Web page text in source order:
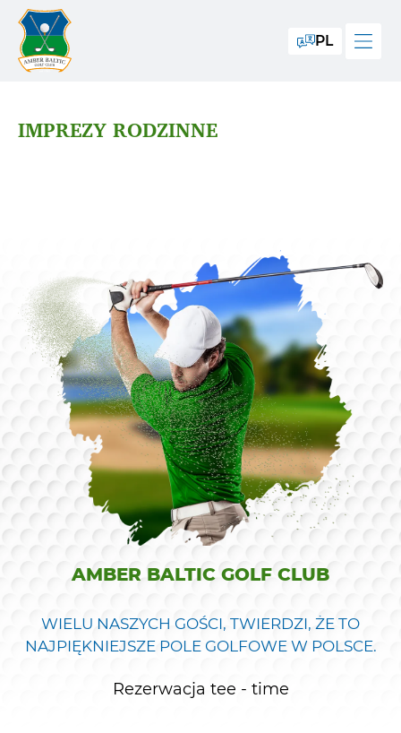
PL
IMPREZY RODZINNE
AMBER BALTIC GOLF CLUB
WIELU NASZYCH GOŚCI, TWIERDZI, ŻE TO
NAJPIĘKNIEJSZE POLE GOLFOWE W POLSCE.
Rezerwacja tee - time